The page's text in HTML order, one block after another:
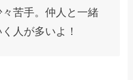
苦手。仲人と一緒
人が多いよ！